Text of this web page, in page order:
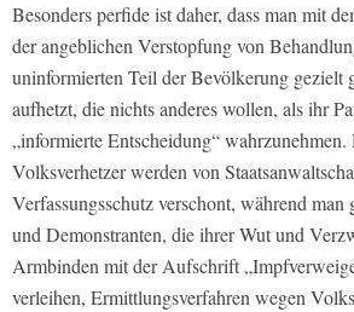
Besonders perfide ist daher, dass man mit
der angeblichen Verstopfung von
uninformierten Teil der Bevölkerung gezielt
aufhetzt, die nichts anderes wollen, als ihr
„informierte Entscheidung“ wahrzunehmen.
Volksverhetzer werden von
Verfassungsschutz verschont, während man
und Demonstranten, die ihrer Wut und
Armbinden mit der Aufschrift
verleihen, Ermittlungsverfahren wegen